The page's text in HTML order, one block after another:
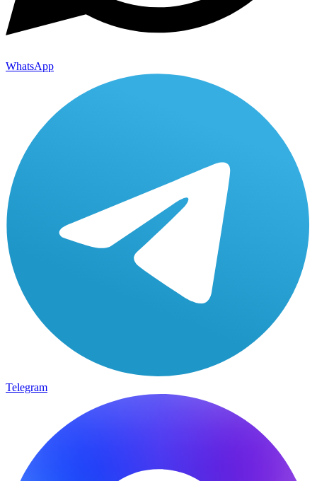
WhatsApp
Telegram